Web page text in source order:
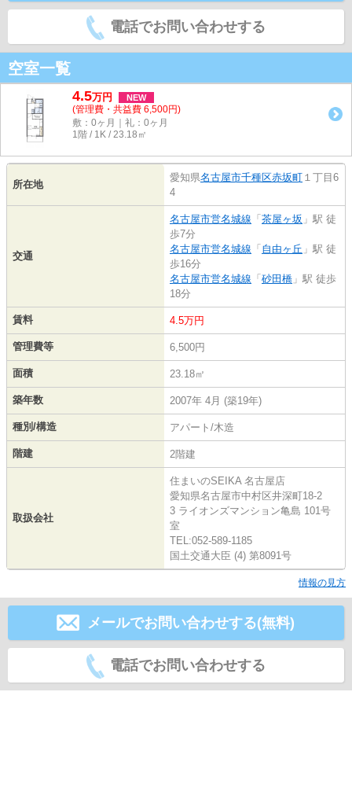
電話でお問い合わせする
空室一覧
4.5万円 NEW
(管理費・共益費 6,500円)
敷：0ヶ月｜礼：0ヶ月
1階 / 1K / 23.18㎡
所在地
愛知県名古屋市千種区赤坂町 １丁目6
4
交通
名古屋市営名城線 「 茶屋ヶ坂 」駅 徒
歩7分
名古屋市営名城線 「 自由ヶ丘 」駅 徒
歩16分
名古屋市営名城線 「 砂田橋 」駅 徒歩
18分
賃料 4.5万円
管理費等 6,500円
面積 23.18㎡
築年数 2007年 4月 (築19年)
種別/構造 アパート/木造
階建 2階建
取扱会社
住まいのSEIKA 名古屋店
愛知県名古屋市中村区井深町18-2
3 ライオンズマンション亀島 101号
室
TEL:052-589-1185
国土交通大臣 (4) 第8091号
情報の見方
メールでお問い合わせする(無料)
電話でお問い合わせする